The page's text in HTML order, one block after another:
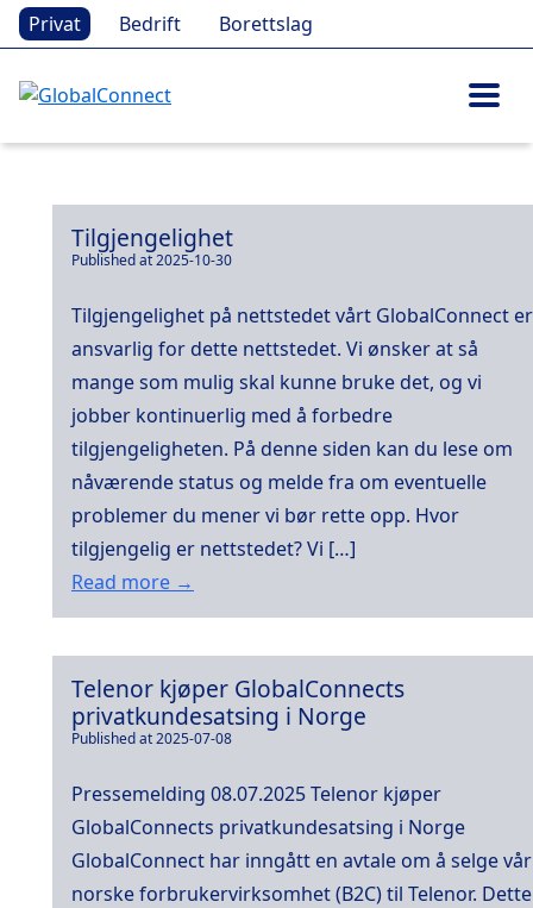
Privat Bedrift Borettslag
Tilgjengelighet
Published at 2025-10-30
Tilgjengelighet på nettstedet vårt GlobalConnect er
ansvarlig for dette nettstedet. Vi ønsker at så
mange som mulig skal kunne bruke det, og vi
jobber kontinuerlig med å forbedre
tilgjengeligheten. På denne siden kan du lese om
nåværende status og melde fra om eventuelle
problemer du mener vi bør rette opp. Hvor
tilgjengelig er nettstedet? Vi […]
Read more →
Telenor kjøper GlobalConnects
privatkundesatsing i Norge
Published at 2025-07-08
Pressemelding 08.07.2025 Telenor kjøper
GlobalConnects privatkundesatsing i Norge
GlobalConnect har inngått en avtale om å selge vår
norske forbrukervirksomhet (B2C) til Telenor. Dette